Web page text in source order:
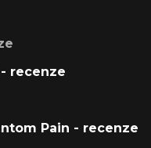
recenze
Pain - recenze